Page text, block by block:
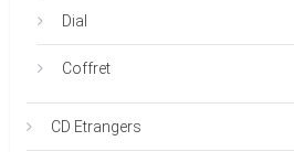
Dial
Coffret
CD Etrangers